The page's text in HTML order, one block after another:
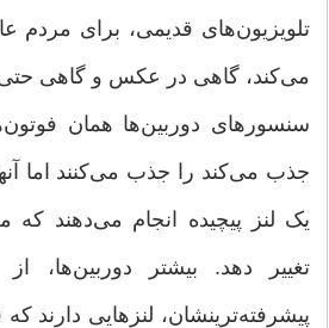
تلویزیون‌های قدیمی، برای
می‌کند، گاهی در عکس و گاهی حتی
سنسورهای دوربین‌ها همان
جذب می‌کند را جذب می‌کنند اما
یک لنز پیچیده انجام می‌دهند که
تغییر دهد. بیشتر دوربین‌ها، از
پیشرفته‌ترینشان، لنزهایی دارند